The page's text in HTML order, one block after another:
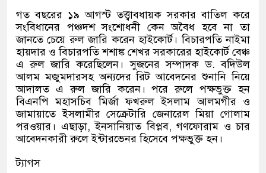
গত বছরের ১৯ আগস্ট তত্ত্বাবধায়ক সরকার বাতিল করে
সংবিধানের পঞ্চদশ সংশোধনী কেন অবৈধ হবে না তা
জানতে চেয়ে রুল জারি করেন হাইকোর্ট। বিচারপতি নাইমা
হায়দার ও বিচারপতি শশাঙ্ক শেখর সরকারের হাইকোর্ট বেঞ্চ
এ রুল জারি করেছিলেন। সুজনের সম্পাদক ড.বদিউল
আলম মজুমদারসহ অন্যদের রিট আবেদনের শুনানি নিয়ে
আদালত এ রুল জারি করেন। পরে রুলে পক্ষভুক্ত হন
বিএনপি মহাসচিব মির্জা ফখরুল ইসলাম আলমগীর ও
জামায়াতে ইসলামীর সেক্রেটারি জেনারেল মিয়া গোলাম
পরওয়ার। এছাড়া,ইনসানিয়াত বিপ্লব, গণফোরাম ও চার
আবেদনকারী রুলে ইন্টারভেনর হিসেবে পক্ষভুক্ত হন।
ট্যাগস